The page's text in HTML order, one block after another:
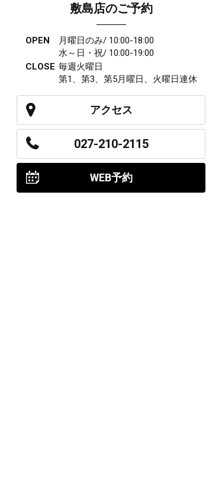
敷島店のご予約
OPEN
月曜日のみ/ 10:00-18:00
水～日・祝/ 10:00-19:00
CLOSE 毎週火曜日
第1、第3、第5月曜日、火曜日連休
アクセス
027-210-2115
WEB予約